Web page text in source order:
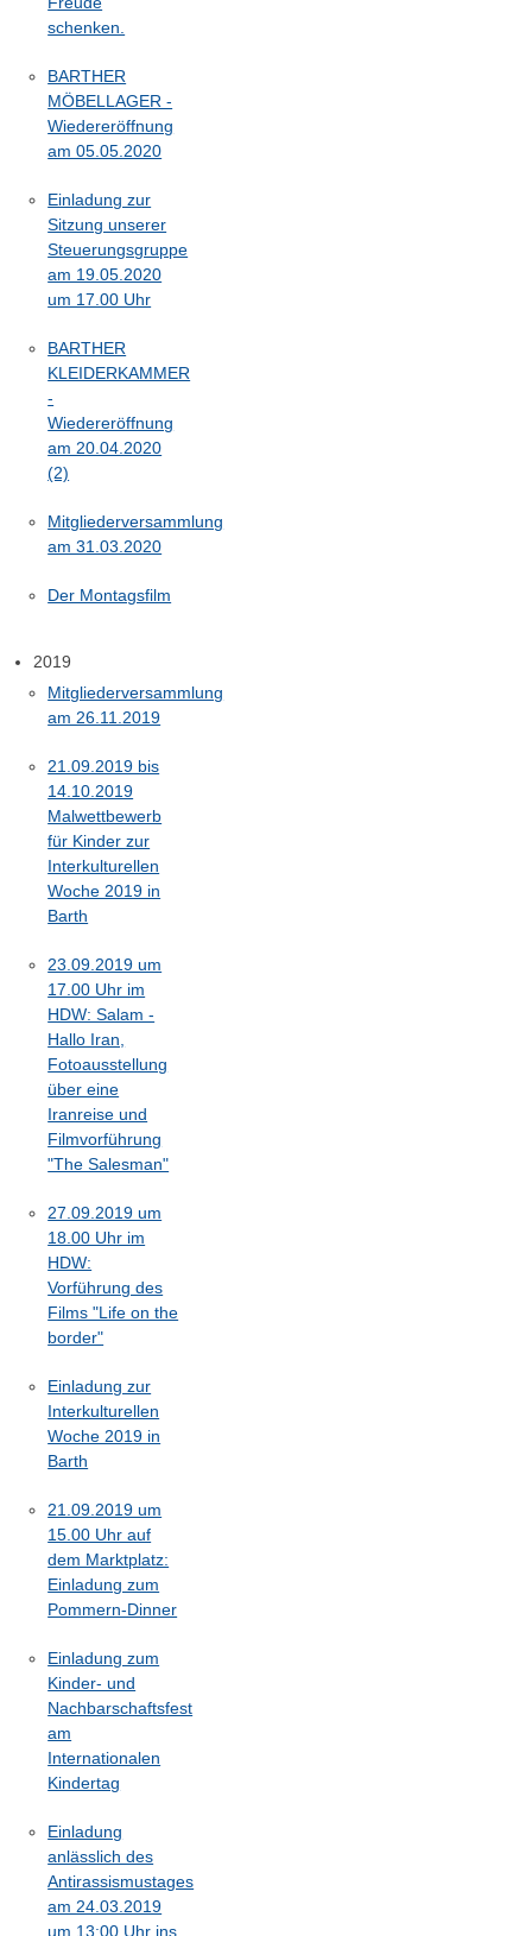
schenken.
BARTHER
MÖBELLAGER -
Wiedereröffnung
am 05.05.2020
Einladung zur
Sitzung unserer
Steuerungsgruppe
am 19.05.2020
um 17.00 Uhr
BARTHER
KLEIDERKAMMER
-
Wiedereröffnung
am 20.04.2020
(2)
Mitgliederversammlung
am 31.03.2020
Der Montagsfilm
2019
Mitgliederversammlung
am 26.11.2019
21.09.2019 bis
14.10.2019
Malwettbewerb
für Kinder zur
Interkulturellen
Woche 2019 in
Barth
23.09.2019 um
17.00 Uhr im
HDW: Salam -
Hallo Iran,
Fotoausstellung
über eine
Iranreise und
Filmvorführung
"The Salesman"
27.09.2019 um
18.00 Uhr im
HDW:
Vorführung des
Films "Life on the
border"
Einladung zur
Interkulturellen
Woche 2019 in
Barth
21.09.2019 um
15.00 Uhr auf
dem Marktplatz:
Einladung zum
Pommern-Dinner
Einladung zum
Kinder- und
Nachbarschaftsfest
am
Internationalen
Kindertag
Einladung
anlässlich des
Antirassismustages
am 24.03.2019
um 13:00 Uhr ins